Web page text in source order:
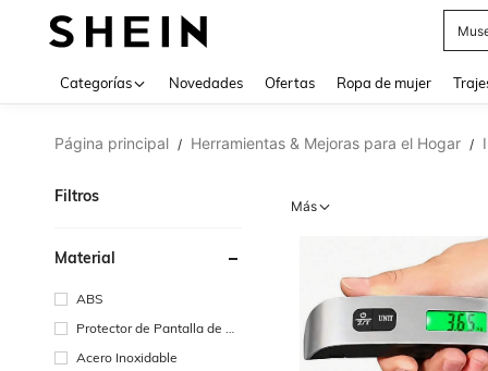
Categorías Novedades Ofertas Ropa de mujer
Página principal / Herramientas & Mejoras para el Hogar /
Filtros
Material
ABS
Protector de Pantalla de Vi
Acero Inoxidable
Más